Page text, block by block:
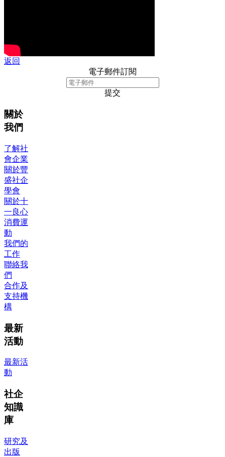
返回
電子郵件訂閱
提交
關於
我們
了解社
會企業
關於豐
盛社企
學會
關於十
一良心
消費運
動
我們的
工作
聯絡我
們
合作及
支持機
構
最新
活動
最新活
動
社企
知識
庫
研究及
出版